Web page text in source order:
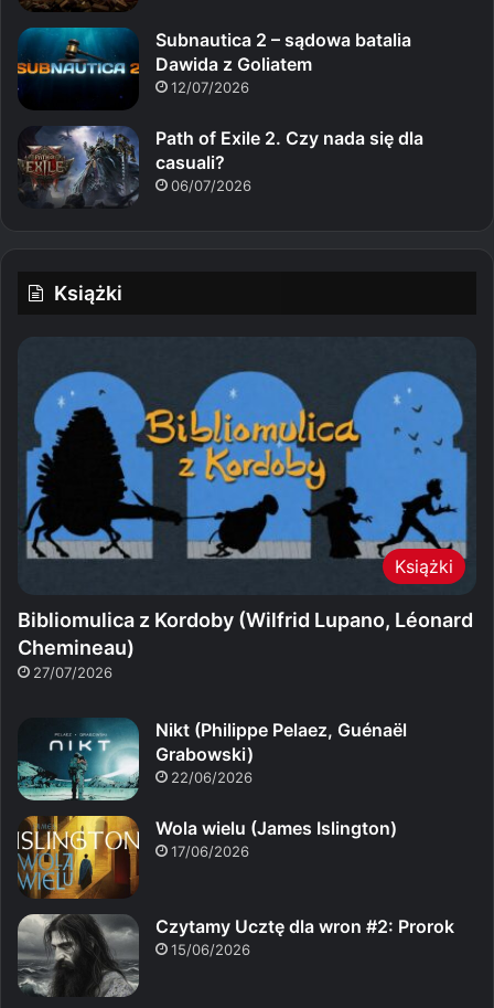
Subnautica 2 – sądowa batalia
Dawida z Goliatem
12/07/2026
Path of Exile 2. Czy nada się dla
casuali?
06/07/2026
Książki
Książki
Bibliomulica z Kordoby (Wilfrid Lupano, Léonard
Chemineau)
27/07/2026
Nikt (Philippe Pelaez, Guénaël
Grabowski)
22/06/2026
Wola wielu (James Islington)
17/06/2026
Czytamy Ucztę dla wron #2: Prorok
15/06/2026